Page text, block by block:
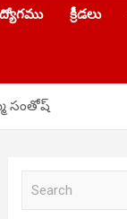
క్రీడలు
సంతోష్